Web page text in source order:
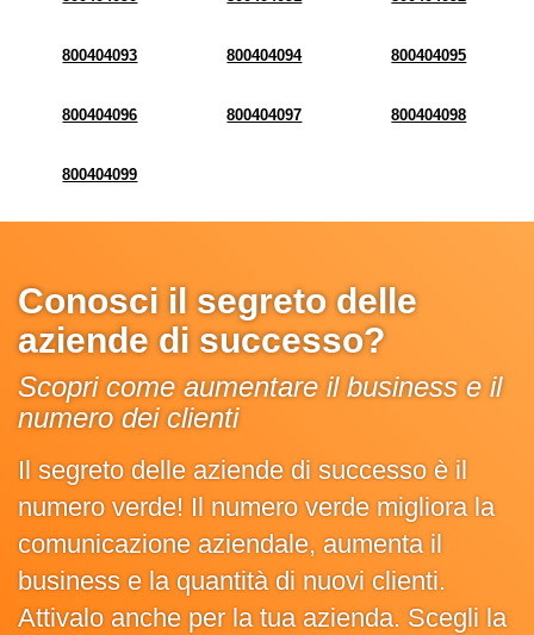
800404093 800404094 800404095
800404096 800404097 800404098
800404099
Conosci il segreto delle
aziende di successo?
Scopri come aumentare il business e il
numero dei clienti
Il segreto delle aziende di successo è il
numero verde! Il numero verde migliora la
comunicazione aziendale, aumenta il
business e la quantità di nuovi clienti.
Attivalo anche per la tua azienda. Scegli la